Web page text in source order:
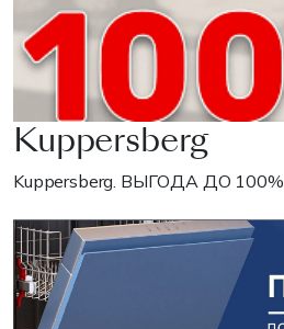
Kuppersberg
Kuppersberg. ВЫГОДА ДО 100%